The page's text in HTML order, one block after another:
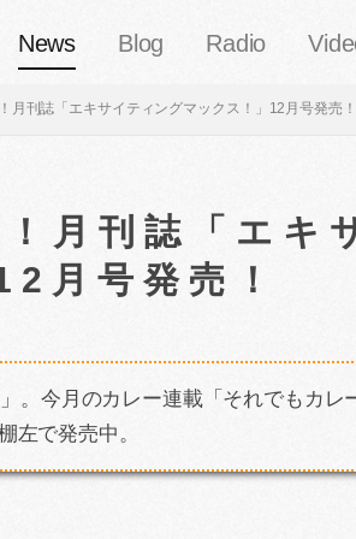
News Blog Radio
月刊誌「エキサイティングマックス！」12月号発売！
月刊誌「エキ
月号発売！
。今月のカレー連載「それでもカレ
左で発売中。